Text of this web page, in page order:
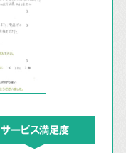
サービス満足度